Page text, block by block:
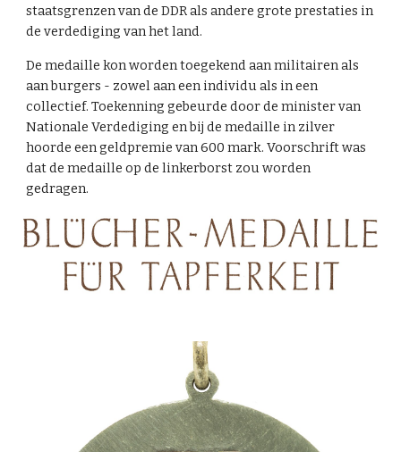
staatsgrenzen van de DDR als andere grote prestaties in
de verdediging van het land.
De medaille kon worden toegekend aan militairen als
aan burgers - zowel aan een individu als in een
collectief. Toekenning gebeurde door de minister van
Nationale Verdediging en bij de medaille in zilver
hoorde een geldpremie van 600 mark. Voorschrift was
dat de medaille op de linkerborst zou worden
gedragen.